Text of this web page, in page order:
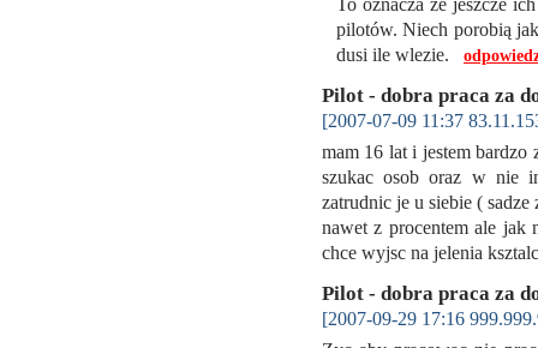
To oznacza że jeszcze
pilotów. Niech porobią
dusi ile wlezie.
Pilot - dobra praca za
[2007-07-09 11:37
mam 16 lat i jestem
szukac osob oraz w nie
zatrudnic je u siebie (
nawet z procentem ale jak
chce wyjsc na jelenia
Pilot - dobra praca za
[2007-09-29 17:16